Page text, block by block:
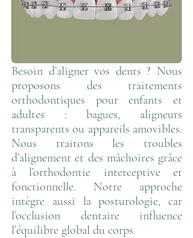
Besoin d’aligner vos dents ? Nous
proposons des traitements
orthodontiques pour enfants et
adultes : bagues, aligneurs
transparents ou appareils amovibles.
Nous traitons les troubles
d’alignement et des mâchoires grâce
à l’orthodontie interceptive et
fonctionnelle. Notre approche
intègre aussi la posturologie, car
l’occlusion dentaire influence
l’équilibre global du corps.